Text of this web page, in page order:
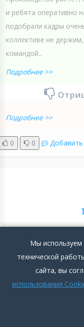
и ребята оперативно
подобрали кадры
коллективе не
командой...
Подробнее >>
Подробнее >>
0 0
быть интересной,
коллектив хороший.
Мы используем
технической
сайта, вы
использования